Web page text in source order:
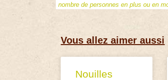
nombre de personnes en plus ou en
Vous allez aimer aussi
Nouilles